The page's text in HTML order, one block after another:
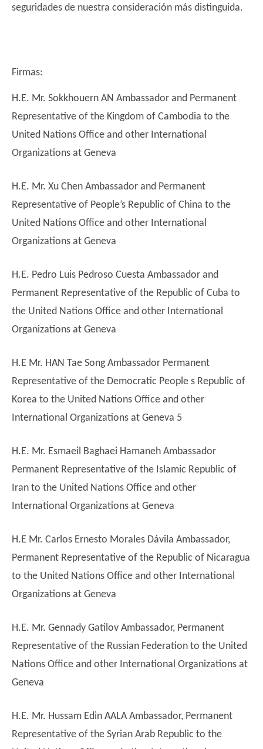
seguridades de nuestra consideración más distinguida.
Firmas:
H.E. Mr. Sokkhouern AN Ambassador and Permanent
Representative of the Kingdom of Cambodia to the
United Nations Office and other International
Organizations at Geneva
H.E. Mr. Xu Chen Ambassador and Permanent
Representative of People’s Republic of China to the
United Nations Office and other International
Organizations at Geneva
H.E. Pedro Luis Pedroso Cuesta Ambassador and
Permanent Representative of the Republic of Cuba to
the United Nations Office and other International
Organizations at Geneva
H.E Mr. HAN Tae Song Ambassador Permanent
Representative of the Democratic People s Republic of
Korea to the United Nations Office and other
International Organizations at Geneva 5
H.E. Mr. Esmaeil Baghaei Hamaneh Ambassador
Permanent Representative of the Islamic Republic of
Iran to the United Nations Office and other
International Organizations at Geneva
H.E Mr. Carlos Ernesto Morales Dávila Ambassador,
Permanent Representative of the Republic of Nicaragua
to the United Nations Office and other International
Organizations at Geneva
H.E. Mr. Gennady Gatilov Ambassador, Permanent
Representative of the Russian Federation to the United
Nations Office and other International Organizations at
Geneva
H.E. Mr. Hussam Edin AALA Ambassador, Permanent
Representative of the Syrian Arab Republic to the